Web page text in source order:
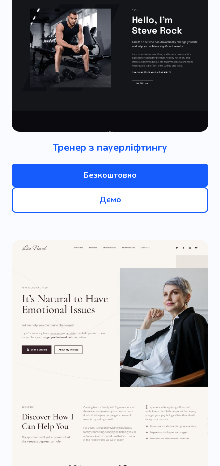
Тренер з пауерліфтингу
Безкоштовно
Демо